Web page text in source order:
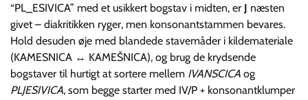
“PL_ESIVICA” med et usikkert bogstav i midten, er J næsten
givet – diakritikken ryger, men konsonantstammen bevares.
Hold desuden øje med blandede stavemåder i kildemateriale
(KAMESNICA ↔ KAMEŠNICA), og brug de krydsende
bogstaver til hurtigt at sortere mellem IVANSCICA og
PLJESIVICA, som begge starter med IV/P + konsonantklumper